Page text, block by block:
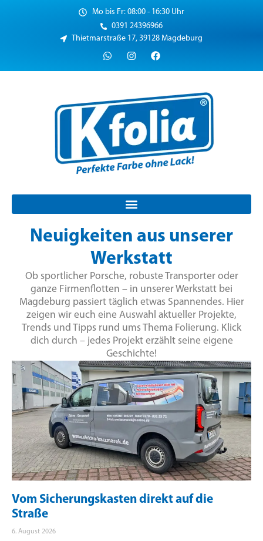
Mo bis Fr: 08:00 - 16:30 Uhr
0391 24396966
Thietmarstraße 17, 39128 Magdeburg
Neuigkeiten aus unserer
Werkstatt
Ob sportlicher Porsche, robuste Transporter oder
ganze Firmenflotten – in unserer Werkstatt bei
Magdeburg passiert täglich etwas Spannendes. Hier
zeigen wir euch eine Auswahl aktueller Projekte,
Trends und Tipps rund ums Thema Folierung. Klick
dich durch – jedes Projekt erzählt seine eigene
Geschichte!
Vom Sicherungskasten direkt auf die
Straße
6. August 2026